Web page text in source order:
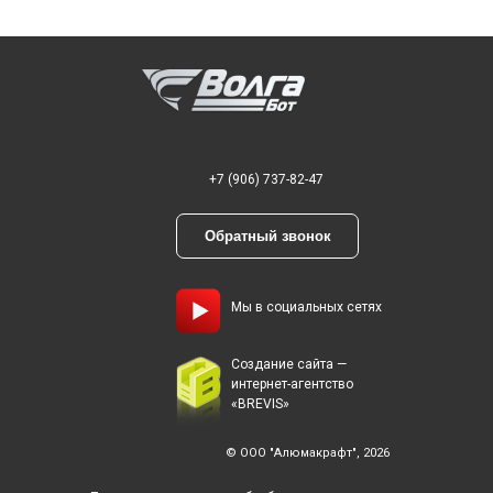
+7 (906) 737-82-47
Обратный звонок
Мы в социальных сетях
Создание сайта —
интернет-агентство
«BREVIS»
© ООО "Алюмакрафт", 2026